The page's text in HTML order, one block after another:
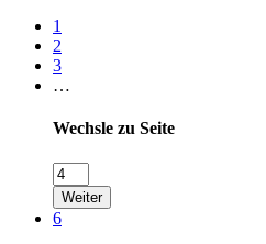
1
2
3
…
Wechsle zu Seite
Weiter
6